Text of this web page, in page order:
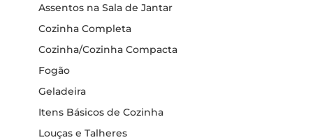
Assentos na Sala de Jantar
Cozinha Completa
Cozinha/Cozinha Compacta
Fogão
Geladeira
Itens Básicos de Cozinha
Louças e Talheres